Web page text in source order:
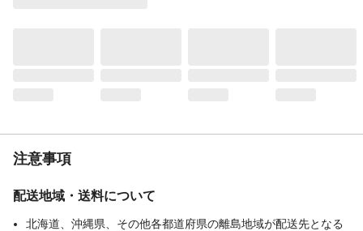
注意事項
配送地域・送料について
北海道、沖縄県、その他各都道府県の離島地域が配送先となる